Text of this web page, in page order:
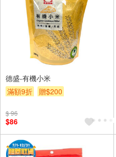
德盛-有機小米
滿額9折
贈$200
$ 96
$86